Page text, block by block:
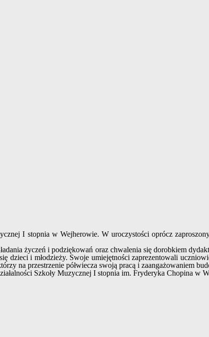
I stopnia w Wejherowie. W uroczystości oprócz
życzeń i podziękowań oraz chwalenia się dorobkiem
dzieci i młodzieży. Swoje umiejętności zaprezentowali
na przestrzenie półwiecza swoją pracą i zaangażowaniem
Szkoły Muzycznej I stopnia im. Fryderyka Chopina w